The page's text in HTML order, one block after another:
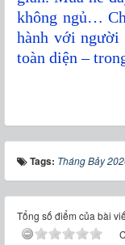
không ngủ…
hành với người
toàn diện –
Tags: Tháng Bảy
Tổng số điểm của bài